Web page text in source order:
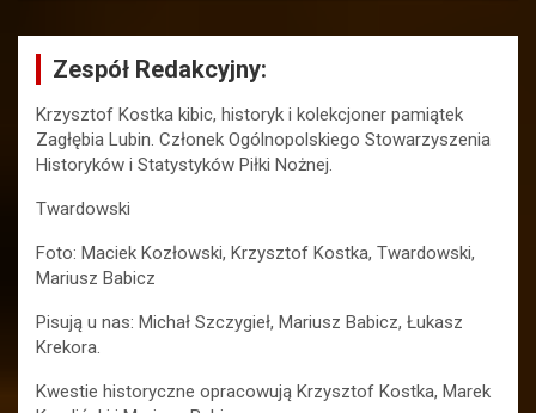
Zespół Redakcyjny:
Krzysztof Kostka kibic, historyk i kolekcjoner pamiątek
Zagłębia Lubin. Członek Ogólnopolskiego Stowarzyszenia
Historyków i Statystyków Piłki Nożnej.
Twardowski
Foto: Maciek Kozłowski, Krzysztof Kostka, Twardowski,
Mariusz Babicz
Pisują u nas: Michał Szczygieł, Mariusz Babicz, Łukasz
Krekora.
Kwestie historyczne opracowują Krzysztof Kostka, Marek